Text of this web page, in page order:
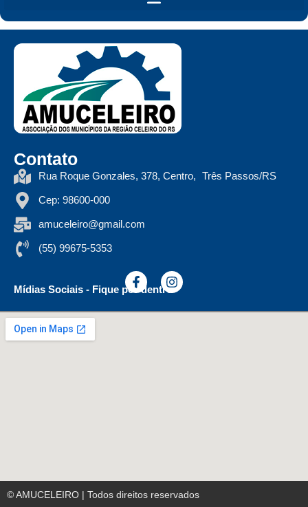
Contato
Rua Roque Gonzales, 378, Centro, Três Passos/RS
Cep: 98600-000
amuceleiro@gmail.com
(55) 99675-5353
Mídias Sociais - Fique por dentro
© AMUCELEIRO | Todos direitos reservados